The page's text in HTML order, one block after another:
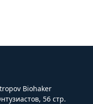
Biohaker
56 стр.